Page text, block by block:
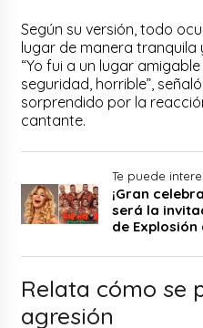
Según su versión, todo
lugar de manera tranquila
“Yo fui a un lugar
seguridad, horrible”,
sorprendido por la
cantante.
Te puede
¡Gran
será la
de Explosión
Relata cómo se
agresión